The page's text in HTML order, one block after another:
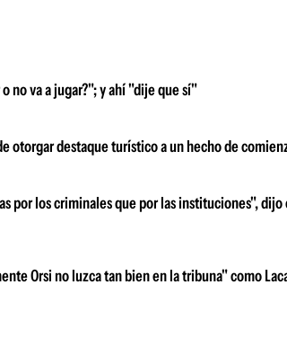
no va a jugar?"; y ahí "dije que sí"
otorgar destaque turístico a un hecho de
por los criminales que por las instituciones",
Orsi no luzca tan bien en la tribuna" como